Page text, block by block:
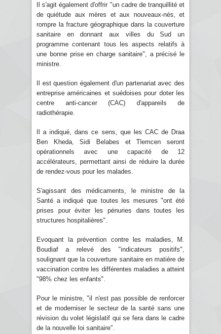
Il s'agit également d'offrir "un cadre de tranquillité et
de quiétude aux mères et aux nouveaux-nés, et
rompre la fracture géographique dans la couverture
sanitaire en donnant aux villes du Sud un
programme contenant tous les aspects relatifs à
une bonne prise en charge sanitaire", a précisé le
ministre.
Il est question également d'un partenariat avec des
entreprise américaines et suédoises pour doter les
centre anti-cancer (CAC) d'appareils de
radiothérapie.
Il a indiqué, dans ce sens, que les CAC de Draa
Ben Kheda, Sidi Belabes et Tlemcen seront
opérationnels avec une capacité de 12
accélérateurs, permettant ainsi de réduire la durée
de rendez-vous pour les malades.
S'agissant des médicaments, le ministre de la
Santé a indiqué que toutes les mesures "ont été
prises pour éviter les pénuries dans toutes les
structures hospitalières".
Evoquant la prévention contre les maladies, M.
Boudiaf a relevé des "indicateurs positifs",
soulignant que la couverture sanitaire en matière de
vaccination contre les différentes maladies a atteint
"98% chez les enfants".
Pour le ministre, "il n'est pas possible de renforcer
et de moderniser le secteur de la santé sans une
révision du volet législatif qui se fera dans le cadre
de la nouvelle loi sanitaire".